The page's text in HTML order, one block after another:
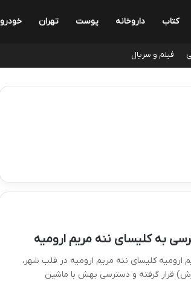
کتاب داروخانه پوست تهران خودرو
فیلم و سریال
به کلیسای ننه مریم ارومیه
کلیسای ننه مریم ارومیه در قلب شهر،
قرار گرفته و دسترسی بهش با ماشین